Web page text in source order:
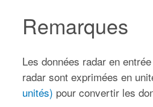
Remarques
Les données radar en
radar sont exprimées en
unités) pour convertir les